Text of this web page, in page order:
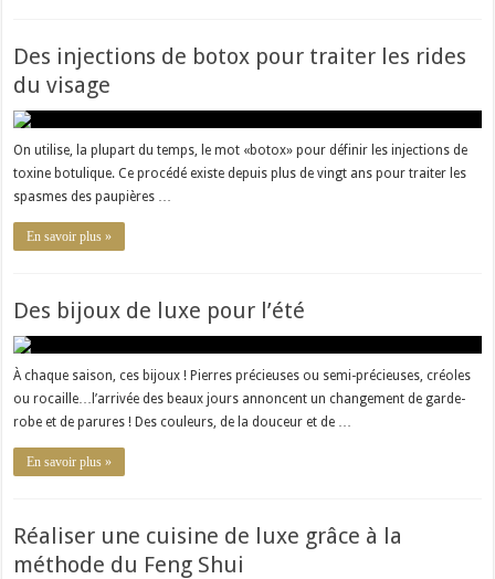
Des injections de botox pour traiter les rides
du visage
On utilise, la plupart du temps, le mot «botox» pour définir les injections de
toxine botulique. Ce procédé existe depuis plus de vingt ans pour traiter les
spasmes des paupières …
En savoir plus »
Des bijoux de luxe pour l’été
À chaque saison, ces bijoux ! Pierres précieuses ou semi-précieuses, créoles
ou rocaille…l’arrivée des beaux jours annoncent un changement de garde-
robe et de parures ! Des couleurs, de la douceur et de …
En savoir plus »
Réaliser une cuisine de luxe grâce à la
méthode du Feng Shui